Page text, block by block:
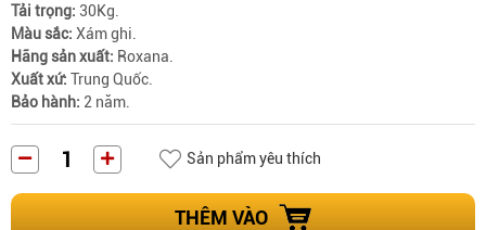
Tải trọng: 30Kg.
Màu sắc: Xám ghi.
Hãng sản xuất: Roxana.
Xuất xứ: Trung Quốc.
Bảo hành: 2 năm.
Sản phẩm yêu thích
THÊM VÀO